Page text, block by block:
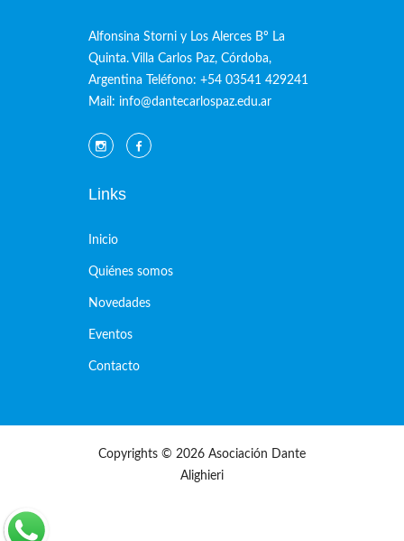
Alfonsina Storni y Los Alerces Bº La
Quinta. Villa Carlos Paz, Córdoba,
Argentina Teléfono: +54 03541 429241
Mail: info@dantecarlospaz.edu.ar
Links
Inicio
Quiénes somos
Novedades
Eventos
Contacto
Copyrights © 2026 Asociación Dante
Alighieri